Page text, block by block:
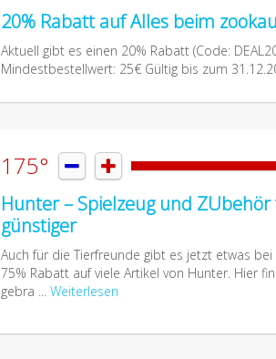
20% Rabatt auf Alles beim
Aktuell gibt es einen 20% Rabatt (Code:
Mindestbestellwert: 25€ Gültig bis zum
175°  
Hunter – Spielzeug und
günstiger
Auch für die Tierfreunde gibt es jetzt etwas
75% Rabatt auf viele Artikel von Hunter. Hier
gebra ... Weiterlesen